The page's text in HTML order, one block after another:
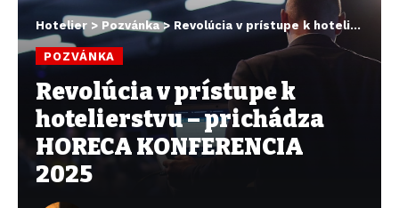
Hotelier > Pozvánka> Revolúcia v prístupe k hotelierstvu – prichádza HORECA KONFERENCIA 2025
POZVÁNKA
Revolúcia v prístupe k
hotelierstvu – prichádza
HORECA KONFERENCIA
2025